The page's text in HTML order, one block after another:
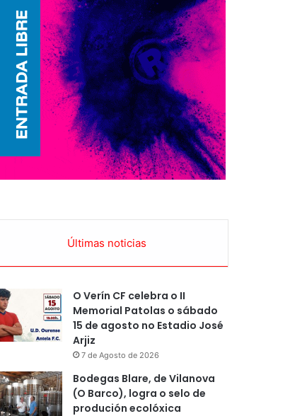
Últimas noticias
O Verín CF celebra o II
Memorial Patolas o sábado
15 de agosto no Estadio José
Arjiz
7 de Agosto de 2026
Bodegas Blare, de Vilanova
(O Barco), logra o selo de
produción ecolóxica